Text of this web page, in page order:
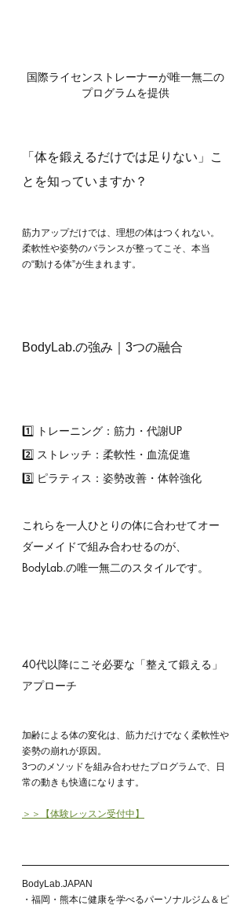
国際ライセンストレーナーが唯一無二の
プログラムを提供
「体を鍛えるだけでは足りない」こ
とを知っていますか？
筋力アップだけでは、理想の体はつくれない。
柔軟性や姿勢のバランスが整ってこそ、本当
の“動ける体”が生まれます。
BodyLab.の強み｜3つの融合
1️⃣ トレーニング：筋力・代謝UP
2️⃣ ストレッチ：柔軟性・血流促進
3️⃣ ピラティス：姿勢改善・体幹強化
これらを一人ひとりの体に合わせてオー
ダーメイドで組み合わせるのが、
BodyLab.の唯一無二のスタイルです。
40代以降にこそ必要な「整えて鍛える」
アプローチ
加齢による体の変化は、筋力だけでなく柔軟性や
姿勢の崩れが原因。
3つのメソッドを組み合わせたプログラムで、日
常の動きも快適になります。
＞＞【体験レッスン受付中】
BodyLab.JAPAN
・福岡・熊本に健康を学べるパーソナルジム＆ピ